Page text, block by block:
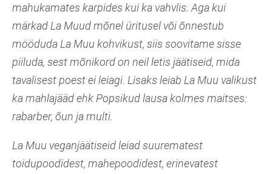
mahukamates karpides kui ka vahvlis. Aga kui
märkad La Muud mõnel üritusel või õnnestub
mööduda La Muu kohvikust, siis soovitame sisse
piiluda, sest mõnikord on neil letis jäätiseid, mida
tavalisest poest ei leiagi. Lisaks leiab La Muu valikust
ka mahlajääd ehk Popsikud lausa kolmes maitses:
rabarber, õun ja multi.
La Muu veganjäätiseid leiad suurematest
toidupoodidest, mahepoodidest, erinevatest